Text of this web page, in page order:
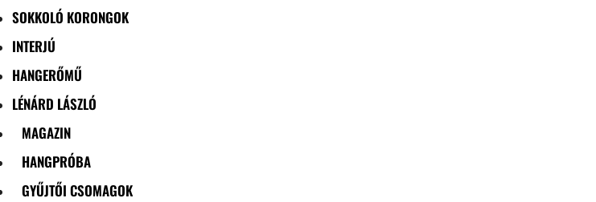
SOKKOLÓ KORONGOK
INTERJÚ
HANGERŐMŰ
LÉNÁRD LÁSZLÓ
MAGAZIN
HANGPRÓBA
GYŰJTŐI CSOMAGOK